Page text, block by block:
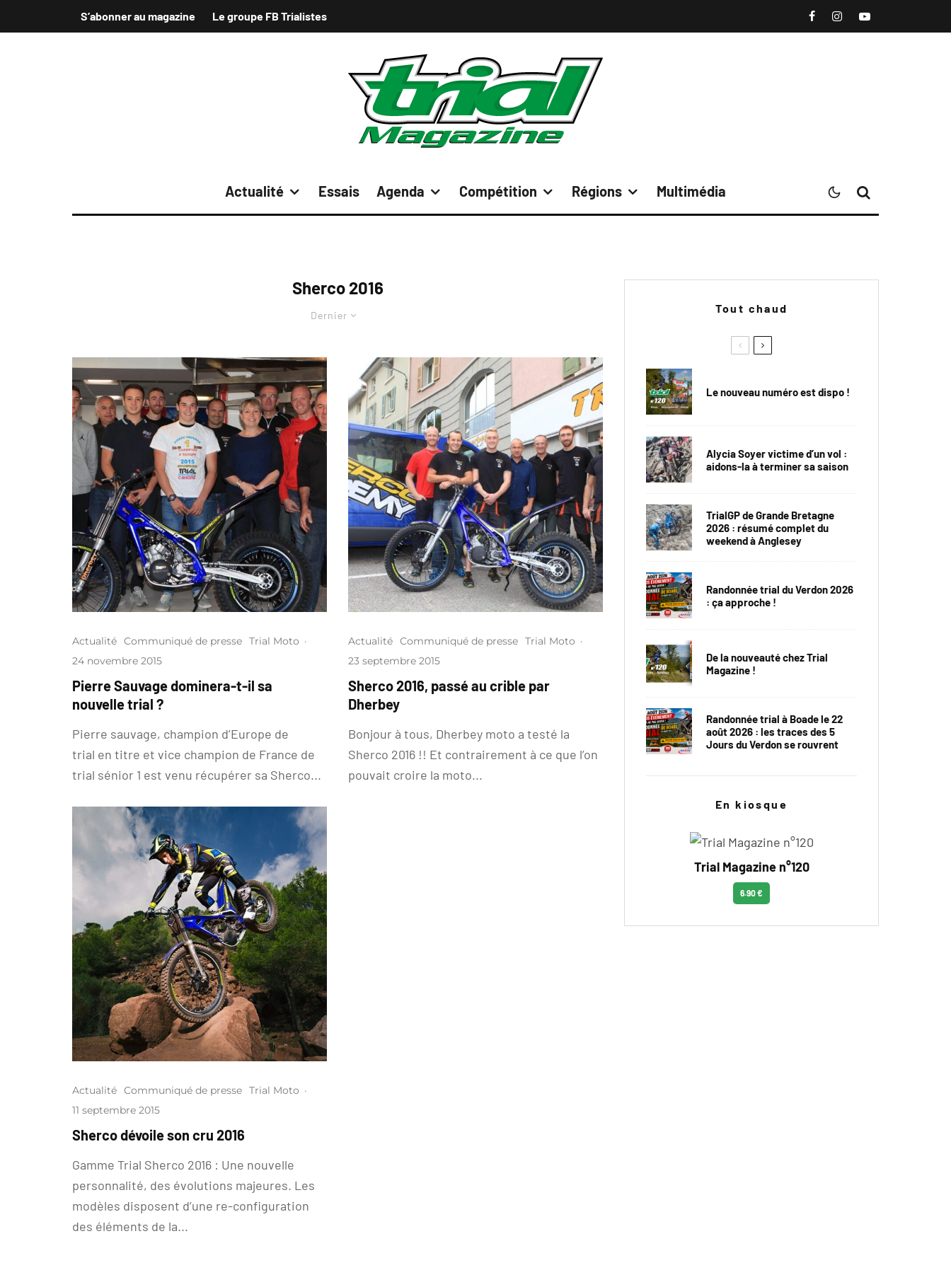
S’abonner au magazine Le groupe FB Trialistes
Actualité Essais Agenda Compétition Régions Multimédia
Sherco 2016
Dernier
Actualité Communiqué de presse Trial Moto ·
24 novembre 2015
Pierre Sauvage dominera-t-il sa
nouvelle trial ?
Pierre sauvage, champion d’Europe de
trial en titre et vice champion de France de
trial sénior 1 est venu récupérer sa Sherco...
Actualité Communiqué de presse Trial Moto ·
11 septembre 2015
Sherco dévoile son cru 2016
Gamme Trial Sherco 2016 : Une nouvelle
personnalité, des évolutions majeures. Les
modèles disposent d’une re-configuration
des éléments de la...
Actualité Communiqué de presse Trial Moto ·
23 septembre 2015
Sherco 2016, passé au crible par
Dherbey
Bonjour à tous, Dherbey moto a testé la
Sherco 2016 !! Et contrairement à ce que l’on
pouvait croire la moto...
Tout chaud
Le nouveau numéro est dispo !
Alycia Soyer victime d’un vol :
aidons-la à terminer sa saison
TrialGP de Grande Bretagne
2026 : résumé complet du
weekend à Anglesey
Randonnée trial du Verdon 2026
: ça approche !
De la nouveauté chez Trial
Magazine !
Randonnée trial à Boade le 22
août 2026 : les traces des 5
Jours du Verdon se rouvrent
En kiosque
Trial Magazine n°120
6.90 €